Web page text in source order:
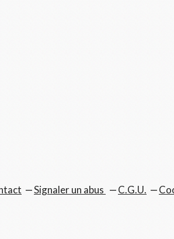
Signaler un abus C.G.U.